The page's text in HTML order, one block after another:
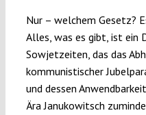
Nur – welchem Gesetz?
Alles, was es gibt, ist ein
Sowjetzeiten, das das
kommunistischer
und dessen
Ära Janukowitsch